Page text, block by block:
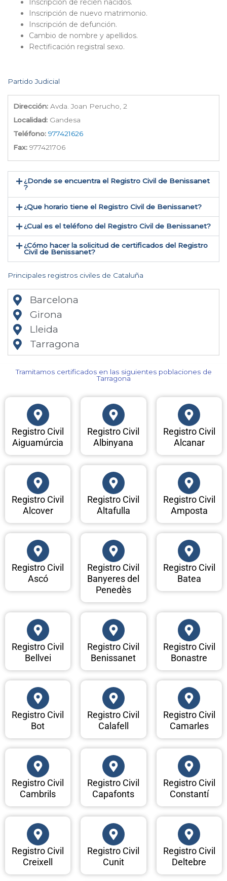
Inscripción de recién nacidos.
Inscripción de nuevo matrimonio.
Inscripción de defunción.
Cambio de nombre y apellidos.
Rectificación registral sexo.
Partido Judicial
Dirección: Avda. Joan Perucho, 2
Localidad: Gandesa
Teléfono: 977421626
Fax: 977421706
¿Donde se encuentra el Registro Civil de Benissanet​
?
¿Que horario tiene el Registro Civil de Benissanet?
¿Cual es el teléfono del Registro Civil de Benissanet​?
¿Cómo hacer la solicitud de certificados del Registro
Civil de Benissanet​?
Principales registros civiles de Cataluña
Barcelona
Girona
Lleida
Tarragona
Tramitamos certificados en las siguientes poblaciones de
Tarragona​
Registro Civil
Aiguamúrcia
Registro Civil
Albinyana
Registro Civil
Alcanar
Registro Civil
Alcover
Registro Civil
Altafulla
Registro Civil
Amposta
Registro Civil
Ascó
Registro Civil
Banyeres del
Penedès
Registro Civil
Batea
Registro Civil
Bellvei
Registro Civil
Benissanet
Registro Civil
Bonastre
Registro Civil
Bot
Registro Civil
Calafell
Registro Civil
Camarles
Registro Civil
Cambrils
Registro Civil
Capafonts
Registro Civil
Constantí
Registro Civil
Creixell
Registro Civil
Cunit
Registro Civil
Deltebre